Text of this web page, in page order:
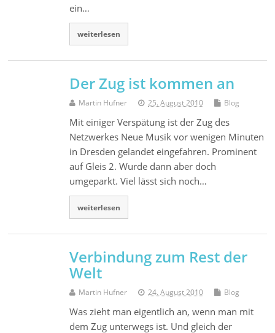
ein…
weiterlesen
Der Zug ist kommen an
Martin Hufner 25. August 2010 Blog
Mit einiger Verspätung ist der Zug des
Netzwerkes Neue Musik vor wenigen Minuten
in Dresden gelandet eingefahren. Prominent
auf Gleis 2. Wurde dann aber doch
umgeparkt. Viel lässt sich noch…
weiterlesen
Verbindung zum Rest der
Welt
Martin Hufner 24. August 2010 Blog
Was zieht man eigentlich an, wenn man mit
dem Zug unterwegs ist. Und gleich der